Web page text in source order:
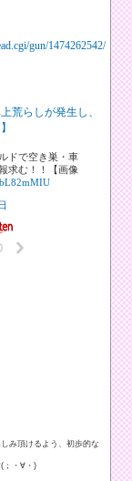
gun/1474262542/
荒らしが発生し、
ドで空き巣・車
求む！！【画像
み頂けるよう、初歩的な
；・∀・)